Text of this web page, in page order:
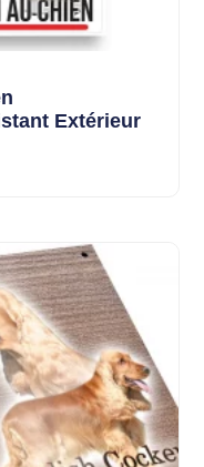
Extérieur